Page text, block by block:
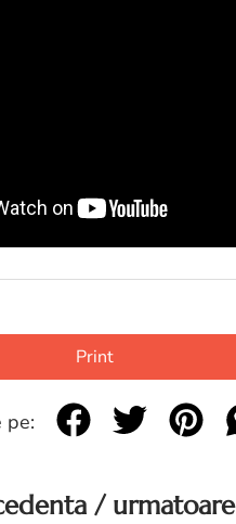
Print
pe:
/ urmatoare